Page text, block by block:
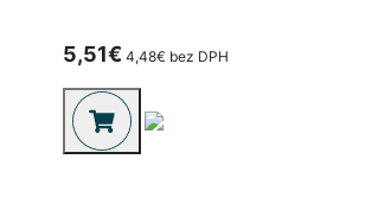
5,51€ 4,48€ bez DPH